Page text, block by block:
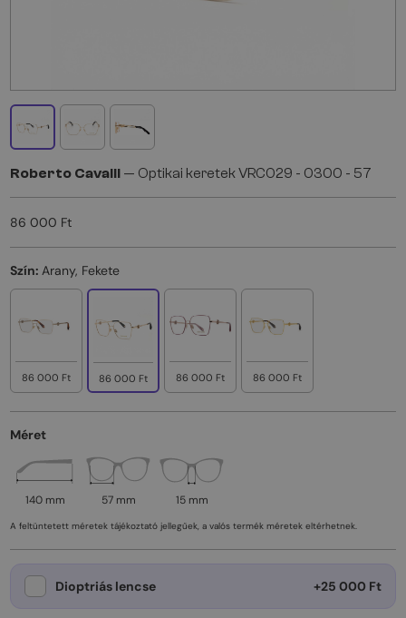
Roberto Cavalli — Optikai keretek VRC029 - 0300 - 57
86 000 Ft
Szín: Arany, Fekete
86 000 Ft 86 000 Ft 86 000 Ft 86 000 Ft
Méret
140 mm 57 mm 15 mm
A feltüntetett méretek tájékoztató jellegűek, a valós termék méretek eltérhetnek.
Dioptriás lencse +25 000 Ft